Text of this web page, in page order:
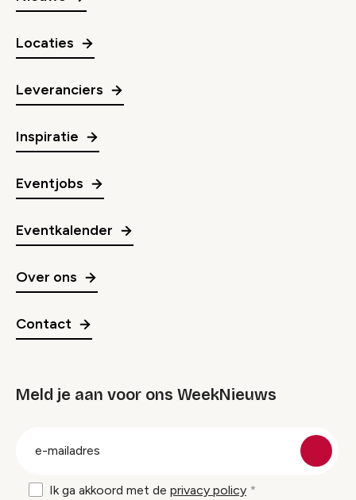
Locaties
Leveranciers
Inspiratie
Eventjobs
Eventkalender
Over ons
Contact
Meld je aan voor ons WeekNieuws
Ik ga akkoord met de privacy policy